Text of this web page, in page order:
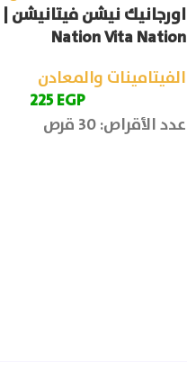
Nation Vita Nation
الفيتامينات والمعادن
225EGP
عدد الأقراص: 30 قرص